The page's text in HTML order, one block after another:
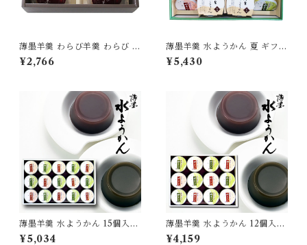
薄墨羊羹 わらび羊羹 わらび 6
個入り セット 羊羹 ようかん
詰合せ 和菓子 スイーツ 食品
¥2,766
薄墨羊羹 水ようかん 夏 ギフト
セット 季節限定 期間限定 ギフ
ト 贈り物 贈答品 御中元 お土
¥5,430
薄墨羊羹 水ようかん 15個入り
水羊羹 和菓子 お菓子 高級 詰
¥5,034
薄墨羊羹 水ようかん 12個入り
水羊羹 和菓子 お菓子 高級 詰
¥4,159